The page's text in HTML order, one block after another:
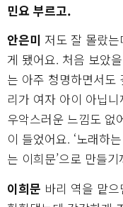
민요 부르고.
안은미 저도 잘 몰랐
게 됐어요. 처음 보았
는 아주 청명하면서도
리가 여자 아이 아닙
우악스러운 느낌도 없
이 들었어요. ‘노래하
는 이희문’으로 만들
이희문 바리 역을 맡